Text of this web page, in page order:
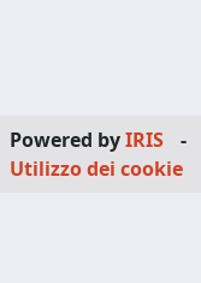
Powered byIRIS -
Utilizzo dei cookie